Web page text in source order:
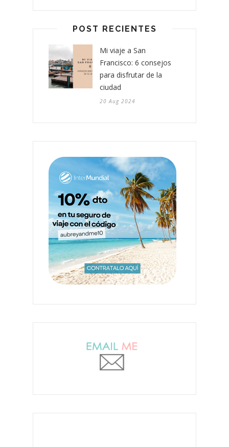
POST RECIENTES
Mi viaje a San
Francisco: 6 consejos
para disfrutar de la
ciudad
20 Aug 2024